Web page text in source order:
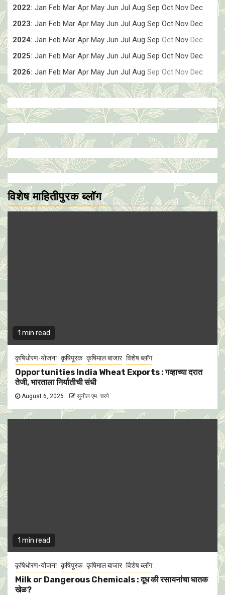
2022: Jan Feb Mar Apr May Jun Jul Aug Sep Oct Nov Dec
2023: Jan Feb Mar Apr May Jun Jul Aug Sep Oct Nov Dec
2024: Jan Feb Mar Apr May Jun Jul Aug Sep Oct Nov Dec
2025: Jan Feb Mar Apr May Jun Jul Aug Sep Oct Nov Dec
2026: Jan Feb Mar Apr May Jun Jul Aug Sep Oct Nov Dec
विशेष माहितीपुरक ब्लॉग
1 min read
कृषिधोरण-योजना कृषिपूरक कृषिमाल बाजार विशेष ब्लॉग
Opportunities India Wheat Exports : गव्हाच्या दरात
तेजी, भारताला निर्यातीची संधी
August 6, 2026 सुनील एम. चरपे
1 min read
कृषिधोरण-योजना कृषिपूरक कृषिमाल बाजार विशेष ब्लॉग
Milk or Dangerous Chemicals : दूध की रसायनांचा घातक
खेळ?